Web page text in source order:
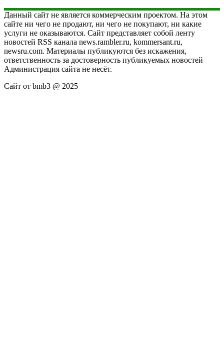
Данный сайт не является коммерческим проектом. На этом
сайте ни чего не продают, ни чего не покупают, ни какие
услуги не оказываются. Сайт представляет собой ленту
новостей RSS канала news.rambler.ru, kommersant.ru,
newsru.com. Материалы публикуются без искажения,
ответственность за достоверность публикуемых новостей
Администрация сайта не несёт.
Сайт от bmb3 @ 2025